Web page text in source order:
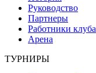
Руководство
Партнеры
Работники клуба
Арена
ТУРНИРЫ